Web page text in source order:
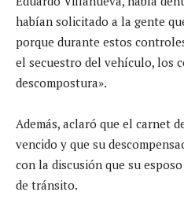
habían solicitado a la gente
porque durante estos
el secuestro del vehículo, los
descompostura».
Además, aclaró que el carnet
vencido y que su
con la discusión que su
de tránsito.